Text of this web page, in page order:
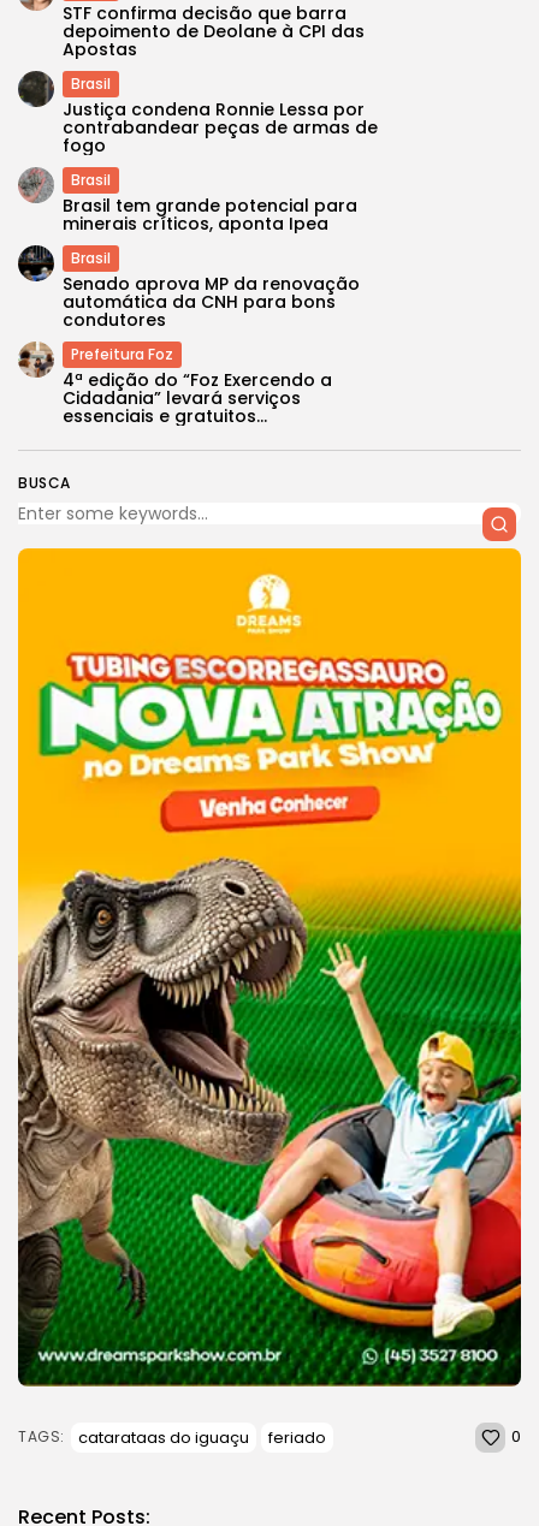
BUSCA
STF confirma decisão que barra
depoimento de Deolane à CPI das
Apostas
Brasil
Justiça condena Ronnie Lessa por
contrabandear peças de armas de
fogo
Brasil
Brasil tem grande potencial para
minerais críticos, aponta Ipea
Brasil
Senado aprova MP da renovação
automática da CNH para bons
condutores
Prefeitura Foz
4ª edição do “Foz Exercendo a
Cidadania” levará serviços
essenciais e gratuitos...
TAGS: catarataas do iguaçu feriado 0
Recent Posts: